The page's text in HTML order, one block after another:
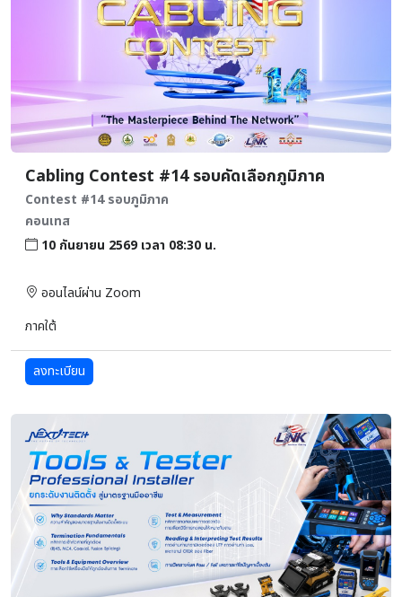
Cabling Contest #14 รอบคัดเลือกภูมิภาค
Contest #14 รอบภูมิภาค
คอนเทส
10 กันยายน 2569 เวลา 08:30 น.
ออนไลน์ผ่าน Zoom
ภาคใต้
ลงทะเบียน